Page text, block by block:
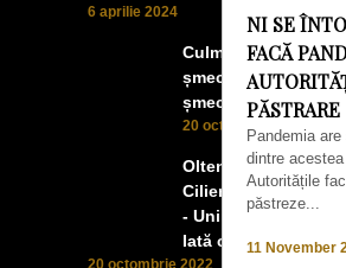
NI SE
FACĂ
PĂSTRARE
Pandemia
dintre
Autoritățile
păstreze...
11 November
6 aprilie 2024
Culmea smecheriei!
șmecheră l-a trădat
șmecher oltean
20 octombrie 2022
Oltenii, Dăbulenii,
Cilienii s-au înfrățit
- Unii cu munca,
Iată ce a ieșit!
20 octombrie 2022